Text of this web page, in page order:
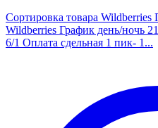
Сортировка товара Wildberries
Wildberries График день/ночь
6/1 Оплата сдельная 1 пик- 1...